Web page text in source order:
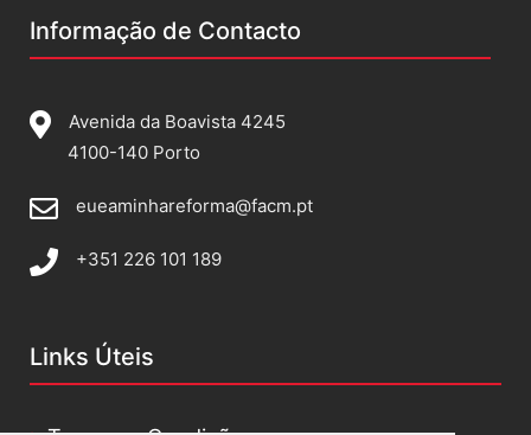
Informação de Contacto
Avenida da Boavista 4245
4100-140 Porto
eueaminhareforma@facm.pt
+351 226 101 189
Links Úteis